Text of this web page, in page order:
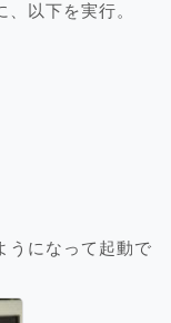
、以下を実行。
うになって起動で